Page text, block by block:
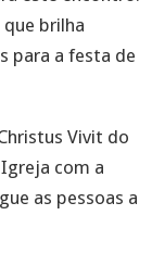
brilha
para a festa de
Vivit do
com a
as pessoas a